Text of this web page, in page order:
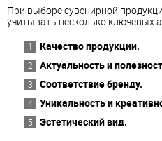
При выборе сувенирной
учитывать несколько ключевых
Качество продукции.
Актуальность и
Соответствие бренду.
Уникальность и
Эстетический вид.